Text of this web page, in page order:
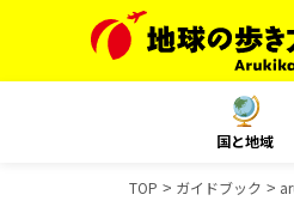
国と地域
TOP ガイドブック